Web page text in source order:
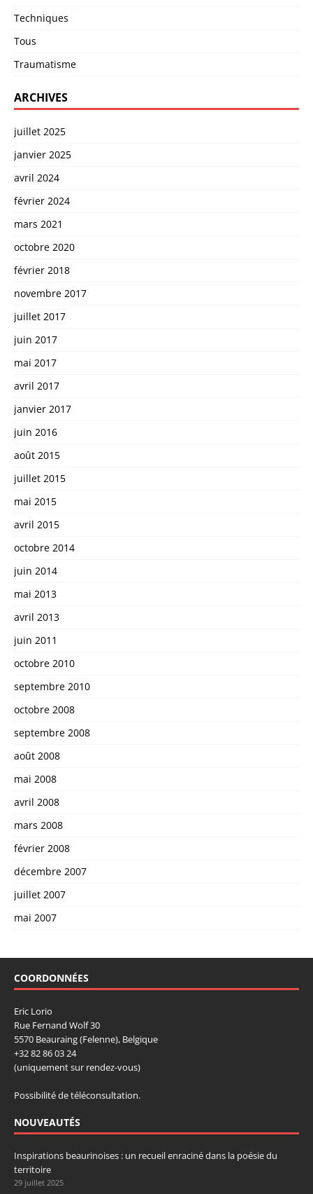
Techniques
Tous
Traumatisme
ARCHIVES
juillet 2025
janvier 2025
avril 2024
février 2024
mars 2021
octobre 2020
février 2018
novembre 2017
juillet 2017
juin 2017
mai 2017
avril 2017
janvier 2017
juin 2016
août 2015
juillet 2015
mai 2015
avril 2015
octobre 2014
juin 2014
mai 2013
avril 2013
juin 2011
octobre 2010
septembre 2010
octobre 2008
septembre 2008
août 2008
mai 2008
avril 2008
mars 2008
février 2008
décembre 2007
juillet 2007
mai 2007
COORDONNÉES
Eric Lorio
Rue Fernand Wolf 30
5570 Beauraing (Felenne), Belgique
+32 82 86 03 24
(uniquement sur rendez-vous)
Possibilité de téléconsultation.
NOUVEAUTÉS
Inspirations beaurinoises : un recueil enraciné dans la poésie du
territoire
29 juillet 2025